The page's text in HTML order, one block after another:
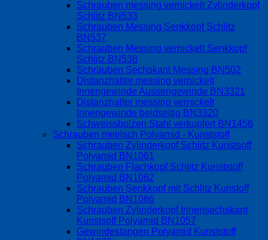
Schrauben messing vernickelt Zylinderkopf
Schlitz BN533
Schrauben Messing Senkkopf Schlitz
BN537
Schrauben Messing vernickelt Senkkopf
Schlitz BN538
Schrauben Sechskant Messing BN502
Distanzhalter messing vernickelt
Innengewinde Aussengewinde BN3321
Distanzhalter messing vernickelt
Innengewinde beidseitig BN3320
Schweissbolzen Stahl verkupfert BN1456
Schrauben metrisch Polyamid - Kunststoff
Schrauben Zylinderkopf Schlitz Kunstsoff
Polyamid BN1061
Schrauben Flachkopf Schlitz Kunststoff
Polyamid BN1062
Schrauben Senkkopf mit Schlitz Kunstoff
Polyamid BN1066
Schrauben Zylinderkopf Innensechskant
Kunstsoff Polyamid BN1057
Gewindestangen Polyamid Kunststoff